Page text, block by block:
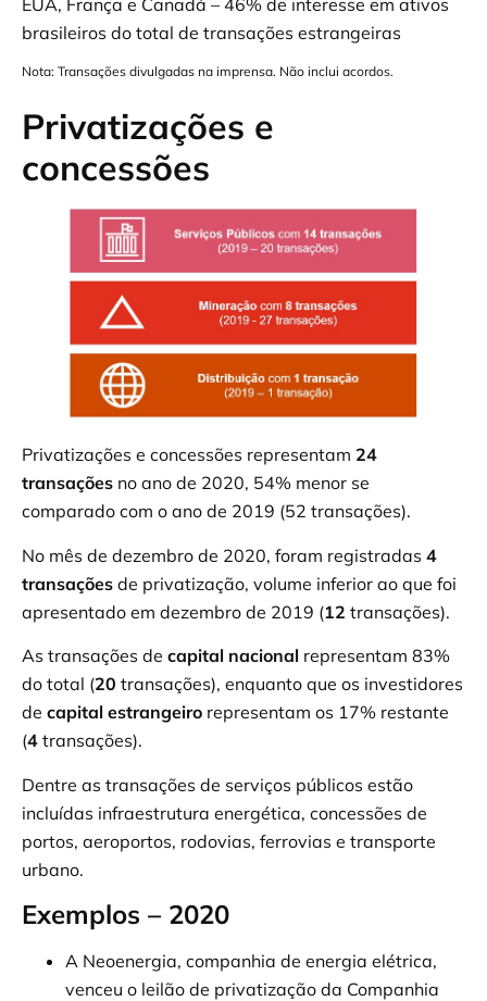
brasileiros do total de transações estrangeiras
Nota: Transações divulgadas na imprensa. Não inclui acordos.
Privatizações e
concessões
Privatizações e concessões representam 24
transações no ano de 2020, 54% menor se
comparado com o ano de 2019 (52 transações).
No mês de dezembro de 2020, foram registradas 4
transações de privatização, volume inferior ao que foi
apresentado em dezembro de 2019 (12 transações).
As transações de capital nacional representam 83%
do total (20 transações), enquanto que os investidores
de capital estrangeiro representam os 17% restante
(4 transações).
Dentre as transações de serviços públicos estão
incluídas infraestrutura energética, concessões de
portos, aeroportos, rodovias, ferrovias e transporte
urbano.
Exemplos – 2020
A Neoenergia, companhia de energia elétrica,
venceu o leilão de privatização da Companhia